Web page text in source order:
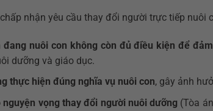
nhận yêu cầu thay đổi người trực tiếp nuôi
đang nuôi con không còn đủ điều kiện để
dưỡng và giáo dục.
thực hiện đúng nghĩa vụ nuôi con, gây ảnh
vọng thay đổi người nuôi dưỡng (Tòa